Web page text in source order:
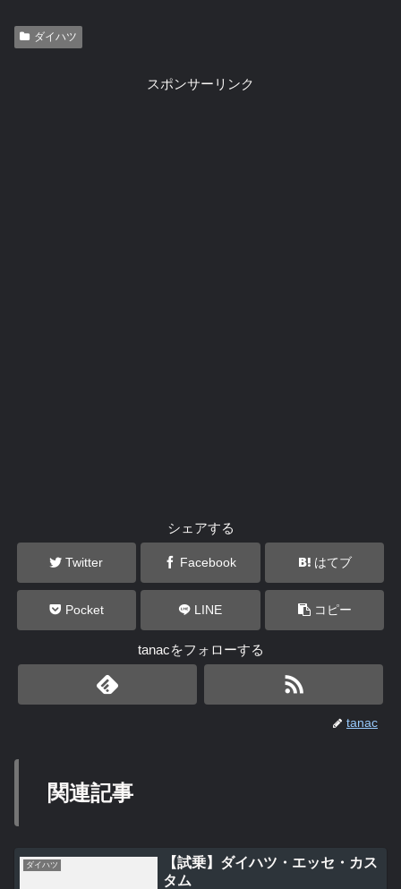
ダイハツ
スポンサーリンク
シェアする
Twitter Facebook はてブ
Pocket LINE コピー
tanacをフォローする
tanac
関連記事
ダイハツ
【試乗】ダイハツ・エッセ・カス
タム